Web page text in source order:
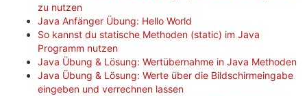
zu nutzen
Java Anfänger Übung: Hello World
So kannst du statische Methoden (static) im Java
Programm nutzen
Java Übung & Lösung: Wertübernahme in Java Methoden
Java Übung & Lösung: Werte über die Bildschirmeingabe
eingeben und verrechnen lassen